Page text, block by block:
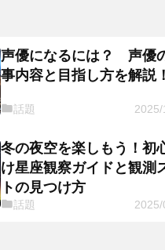
声優になるには？ 声優
事内容と目指し方を解説！
話題
冬の夜空を楽しもう！初
け星座観察ガイドと観測
トの見つけ方
話題